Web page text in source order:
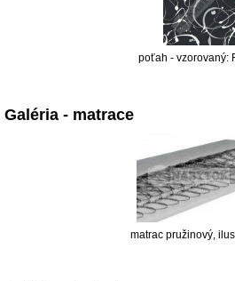
poťah - vzorovaný:
Galéria - matrace
matrac pružinový,